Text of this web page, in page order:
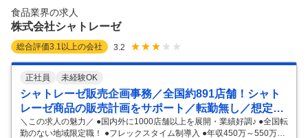
社の海外工場のマネジメントをお任せします。 現地生産マネジメント、
現地スタッフの育成・技術指導(生産機器の整備・品質管理等)等、生産
部…
食品業界の求人
株式会社シャトレーゼ
総合評価3.1 以上の会社 3.2
正社員 未経験OK
シャトレーゼ販売企画事務／全国約891店舗！シャト
レーゼ商品の販売計画をサポート／転勤無し／想定年
収450万～／フレックス有
＼この求人の魅力／ ●国内外に1000店舗以上を展開・業績好調♪ ●全国転
勤のない地域限定職！ ●フレックスタイム制導入 ●年収450万～550万